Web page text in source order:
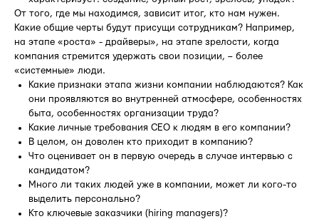
От того, где мы находимся, зависит итог, кто нам нужен.
Какие общие черты будут присущи сотрудникам? Например,
на этапе «роста» - драйверы», на этапе зрелости, когда
компания стремится удержать свои позиции, – более
«системные» люди.
Какие признаки этапа жизни компании наблюдаются? Как
они проявляются во внутренней атмосфере, особенностях
быта, особенностях организации труда?
Какие личные требования СЕО к людям в его компании?
В целом, он доволен кто приходит в компанию?
Что оценивает он в первую очередь в случае интервью с
кандидатом?
Много ли таких людей уже в компании, может ли кого-то
выделить персонально?
Кто ключевые заказчики (hiring managers)?